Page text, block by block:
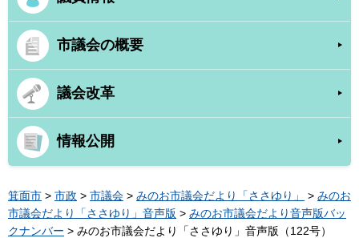
市議会の概要
議会改革
情報公開
箕面市 > 市政 > 市議会 > みのお市議会だより「ささゆり」 > みのお
市議会だより「ささゆり」音声版 > みのお市議会だより音声版バッ
クナンバー > みのお市議会だより「ささゆり」音声版（122号）